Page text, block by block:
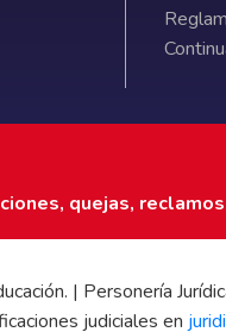
quejas,
| Personería
judiciales en